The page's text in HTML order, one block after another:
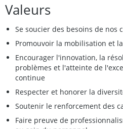
Valeurs
Se soucier des besoins de nos
Promouvoir la mobilisation et
Encourager l'innovation, la
problèmes et l'atteinte de
continue
Respecter et honorer la
Soutenir le renforcement des
Faire preuve de